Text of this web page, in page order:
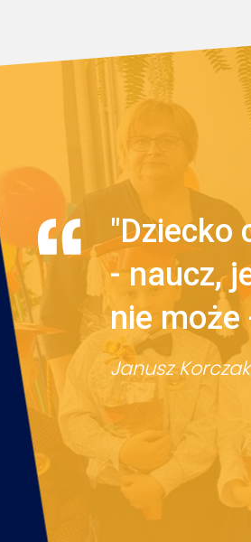
"Dziecko
- naucz,
nie może
Janusz Korczak